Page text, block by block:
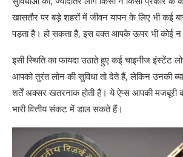
RBI Launch ULI: संभावित लॉन्च
RBI Launch ULI: के लाभ?
यूनिफाइड लेंडिंग इंटरफेस (ULI) के
प्रक्रिया को सरल, तेज़, और सुरक्षित बनाते
1. तेज़ और सरल लोन प्रक्रिया
खासतौर पर बड़े शहरों में जीवन यापन के लिए भी कई
पड़ता है। हो सकता है, इस वक्त आपके ऊपर भी कोई न
इसी स्थिति का फायदा उठाते हुए कई चाइनीज इंस्टेंट
आपको तुरंत लोन की सुविधा तो देते हैं, लेकिन उनकी
शर्तें अक्सर खतरनाक होती हैं। ये ऐप्स आपकी मजबूरी
भारी वित्तीय संकट में डाल सकते हैं।